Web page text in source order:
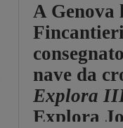
A Genova
nave da
Explora
Explora